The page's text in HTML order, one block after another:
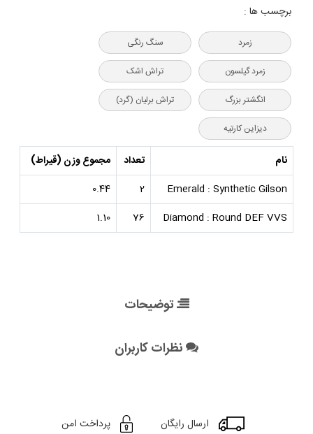
برچسب ها :
زمرد سنگ رنگی
زمرد گیلسون تراش اشک
انگشتر بزرگ تراش برلیان (گرد)
دیزاین کارتیه
نام تعداد
مجموع وزن (قیراط)
Emerald : Synthetic Gilson
2
0.44
Diamond : Round DEF VVS
76
1.10
توضیحات
نظرات کاربران
ارسال رایگان پرداخت امن